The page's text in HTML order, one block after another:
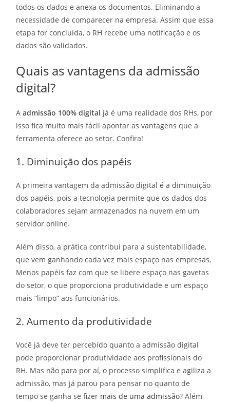
todos os dados e anexa os documentos. Eliminando a
necessidade de comparecer na empresa. Assim que essa
etapa for concluída, o RH recebe uma notificação e os
dados são validados.
Quais as vantagens da admissão
digital?
Aadmissão 100% digital já é uma realidade dos RHs, por
isso fica muito mais fácil apontar as vantagens que a
ferramenta oferece ao setor. Confira!
1. Diminuição dos papéis
A primeira vantagem da admissão digital é a diminuição
dos papéis, pois a tecnologia permite que os dados dos
colaboradores sejam armazenados na nuvem em um
servidor online.
Além disso, a prática contribui para a sustentabilidade,
que vem ganhando cada vez mais espaço nas empresas.
Menos papéis faz com que se libere espaço nas gavetas
do setor, o que proporciona produtividade e um espaço
mais “limpo” aos funcionários.
2. Aumento da produtividade
Você já deve ter percebido quanto a admissão digital
pode proporcionar produtividade aos profissionais do
RH. Mas não para por aí, o processo simplifica e agiliza a
admissão, mas já parou para pensar no quanto de
tempo se ganha se fizer mais de uma admissão? Além